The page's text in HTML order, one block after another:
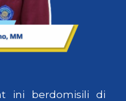
ini berdomisili di